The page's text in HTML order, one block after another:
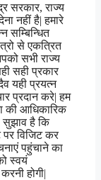
सरकार, राज्य
नहीं है| हमारे
सम्बिन्धित
से एकत्रित
सभी राज्य
सही प्रकार
यही प्रयत्न
प्रदान करे| हम
की आधिकारिक
सुझाव है कि
पर विजिट कर
पहुंचाने का
स्वयं
होगी|